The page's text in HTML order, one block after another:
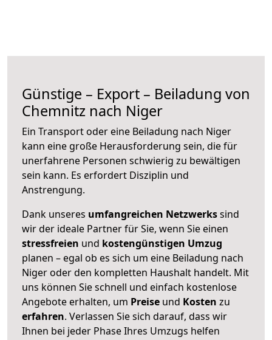
Günstige – Export – Beiladung von
Chemnitz nach Niger
Ein Transport oder eine Beiladung nach Niger
kann eine große Herausforderung sein, die für
unerfahrene Personen schwierig zu bewältigen
sein kann. Es erfordert Disziplin und
Anstrengung.
Dank unseres umfangreichen Netzwerkssind
wir der ideale Partner für Sie, wenn Sie einen
stressfreien und kostengünstigen Umzug
planen – egal ob es sich um eine Beiladung nach
Niger oder den kompletten Haushalt handelt. Mit
uns können Sie schnell und einfach kostenlose
Angebote erhalten, um Preise und Kosten zu
erfahren. Verlassen Sie sich darauf, dass wir
Ihnen bei jeder Phase Ihres Umzugs helfen